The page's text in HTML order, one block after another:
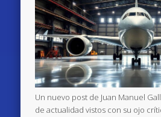
Un nuevo post de Juan Manuel
de actualidad vistos con su ojo